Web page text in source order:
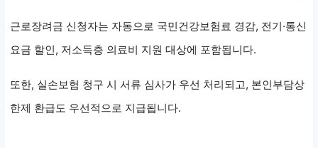
근로장려금 신청자는 자동으로 국민건강보험료 경감, 전기·통신
요금 할인, 저소득층 의료비 지원 대상에 포함됩니다.
또한, 실손보험 청구 시 서류 심사가 우선 처리되고, 본인부담상
한제 환급도 우선적으로 지급됩니다.